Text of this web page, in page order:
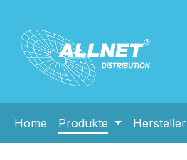
Home Produkte Hersteller